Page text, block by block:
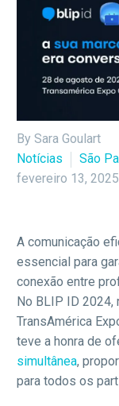
By Sara Goulart
Notícias
São
fevereiro 13, 2025
A comunicação
essencial para
conexão entre
No BLIP ID 2024,
TransAmérica
teve a honra de
simultânea,
para todos os